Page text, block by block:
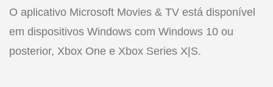
O aplicativo Microsoft Movies & TV está disponível
em dispositivos Windows com Windows 10 ou
posterior, Xbox One e Xbox Series X|S.